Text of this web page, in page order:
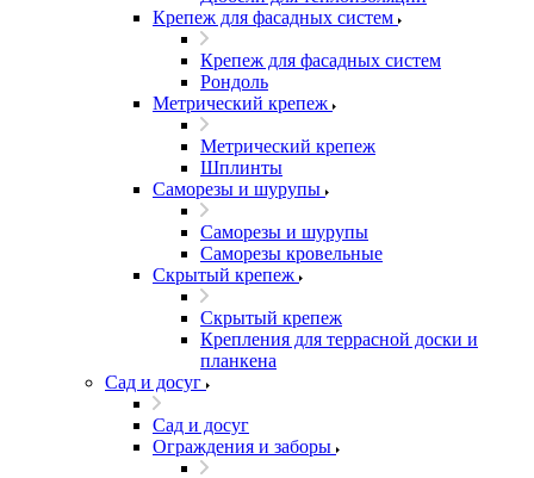
Крепеж для фасадных систем
Крепеж для фасадных систем
Рондоль
Метрический крепеж
Метрический крепеж
Шплинты
Саморезы и шурупы
Саморезы и шурупы
Саморезы кровельные
Скрытый крепеж
Скрытый крепеж
Крепления для террасной доски и
планкена
Сад и досуг
Сад и досуг
Ограждения и заборы